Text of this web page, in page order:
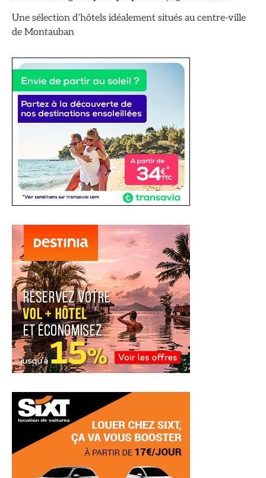
Une sélection d’hôtels idéalement situés au centre-ville
de Montauban